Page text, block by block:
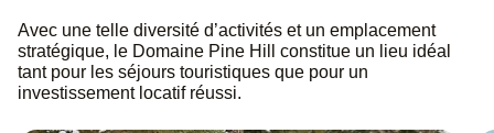
Avec une telle diversité d’activités et un emplacement
stratégique, le Domaine Pine Hill constitue un lieu idéal
tant pour les séjours touristiques que pour un
investissement locatif réussi.